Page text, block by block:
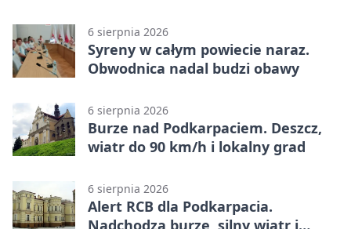
6 sierpnia 2026
Syreny w całym powiecie naraz.
Obwodnica nadal budzi obawy
6 sierpnia 2026
Burze nad Podkarpaciem. Deszcz,
wiatr do 90 km/h i lokalny grad
6 sierpnia 2026
Alert RCB dla Podkarpacia.
Nadchodzą burze, silny wiatr i